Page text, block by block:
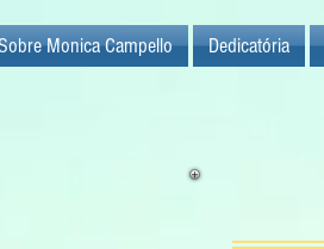
Monica Campello Dedicatória